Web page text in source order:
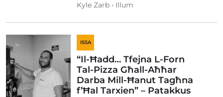
Kyle Zarb • Illum
ISSA
“Il-Ħadd… Tfejna L-Forn
Tal-Pizza Għall-Aħħar
Darba Mill-Ħanut Tagħna
f’Ħal Tarxien” – Patakkus